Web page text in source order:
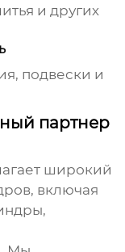
и других
подвески и
партнер
широкий
, включая
,